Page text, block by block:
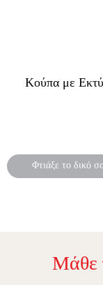
Κούπα με
Φτιάξε το δικό
Μάθε